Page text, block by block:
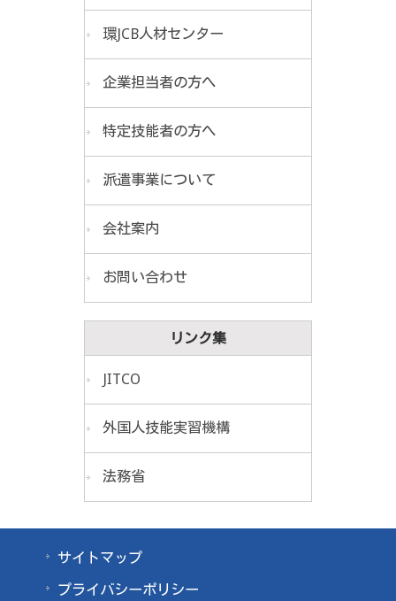
環JCB人材センター
企業担当者の方へ
特定技能者の方へ
派遣事業について
会社案内
お問い合わせ
リンク集
JITCO
外国人技能実習機構
法務省
サイトマップ
プライバシーポリシー